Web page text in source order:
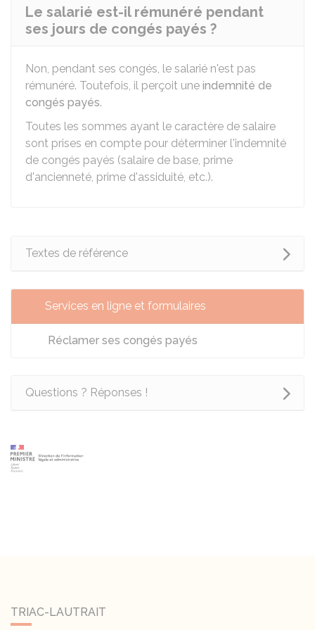
Le salarié est-il rémunéré pendant
ses jours de congés payés ?
Non, pendant ses congés, le salarié n'est pas
rémunéré. Toutefois, il perçoit une indemnité de
congés payés.
Toutes les sommes ayant le caractère de salaire
sont prises en compte pour déterminer l'indemnité
de congés payés (salaire de base, prime
d'ancienneté, prime d'assiduité, etc.).
Textes de référence
Services en ligne et formulaires
Réclamer ses congés payés
Questions ? Réponses !
TRIAC-LAUTRAIT